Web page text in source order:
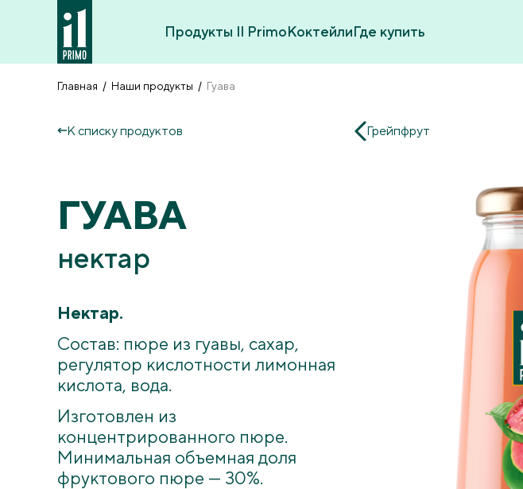
Продукты Il PrimoКоктейлиГде купить
Главная Наши продукты Гуава
К списку продуктов Грейпфрут
ГУАВА
нектар
Нектар.
Состав: пюре из гуавы, сахар,
регулятор кислотности лимонная
кислота, вода.
Изготовлен из
концентрированного пюре.
Минимальная объемная доля
фруктового пюре — 30%.